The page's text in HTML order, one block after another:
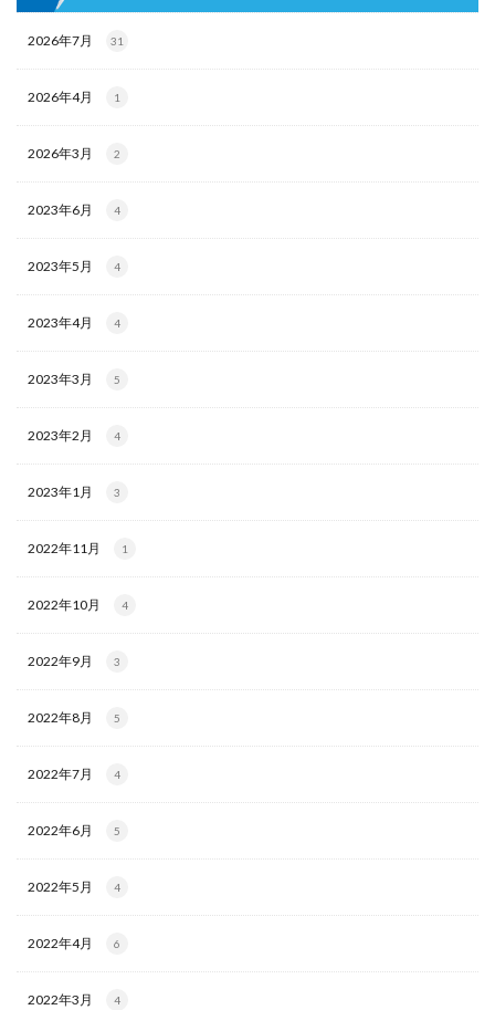
2026年7月 31
2026年4月 1
2026年3月 2
2023年6月 4
2023年5月 4
2023年4月 4
2023年3月 5
2023年2月 4
2023年1月 3
2022年11月 1
2022年10月 4
2022年9月 3
2022年8月 5
2022年7月 4
2022年6月 5
2022年5月 4
2022年4月 6
2022年3月 4